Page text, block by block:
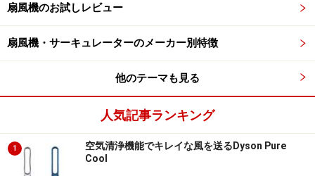
きるので、長い時間利用する人にはおすすめです。ま
た、DCモーターを採用した製品は、羽根の回転が細かく
制御できるため、そよ風のような微弱な風から大風量ま
で出せるようになっているのが特長です。何段階調整で
■タイマー機能
タイマーは切タイマーだけでなく、入タイマーもありま
扇風機のお試しレビュー
扇風機・サーキュレーターのメーカー別特徴
他のテーマも見る
人気記事ランキング
1
空気清浄機能でキレイな風を送るDyson Pure
Cool